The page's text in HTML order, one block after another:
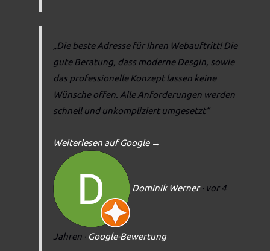
„Die beste Adresse für Ihren Webauftritt! Die
gute Beratung, dass moderne Desgin, sowie
das professionelle Konzept lassen keine
Wünsche offen. Alle Anforderungen werden
schnell und unkompliziert umgesetzt“
Weiterlesen auf Google →
Dominik Werner · vor 4
Jahren · Google-Bewertung